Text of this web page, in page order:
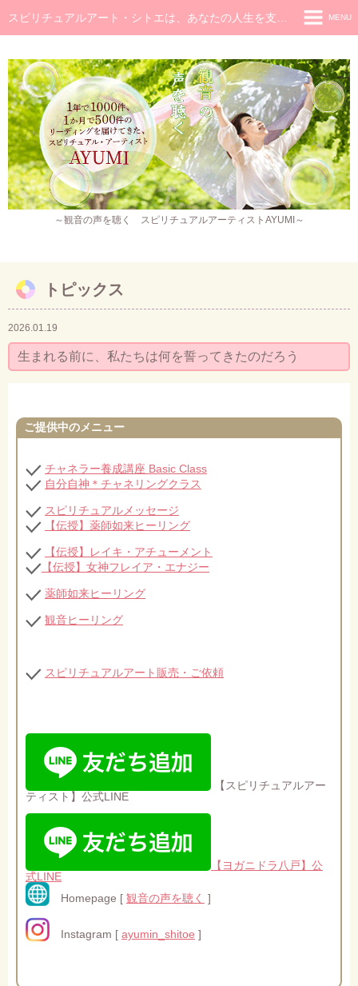
～観音の声を聴く スピリチュアルアーティストAYUMI～
MENU
◆ごあいさつ
スピリチュアル・メッセージ
チャネラー養成講座
スピリチュアル開花レッスン
レイキヒーラー養成コース・レイキアチューメント
作品販売
イベント・セミナー・お茶会
セミナー・お茶会のご依頼
◆ブログ
プライバシーポリシー
トピックス
2026.01.19
生まれる前に、私たちは何を誓ってきたのだろう
ご提供中のメニュー
チャネラー養成講座 Basic Class
自分自神＊チャネリングクラス
スピリチュアルメッセージ
【伝授】薬師如来ヒーリング
【伝授】レイキ・アチューメント
【伝授】女神フレイア・エナジー
薬師如来ヒーリング
観音ヒーリング
スピリチュアルアート販売・ご依頼
【スピリチュアルアー
ティスト】公式LINE
【ヨガニドラ八戸】公
式LINE
Homepage [ 観音の声を聴く ]
Instagram [ ayumin_shitoe ]